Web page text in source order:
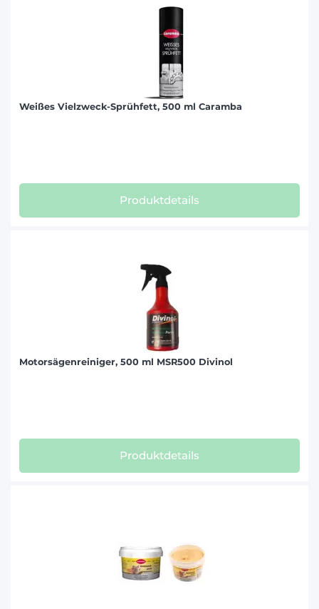
Weißes Vielzweck-Sprühfett, 500 ml Caramba
Produktdetails
Motorsägenreiniger, 500 ml MSR500 Divinol
Produktdetails